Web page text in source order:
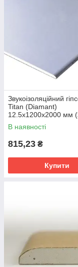
Звукоізоляційний
Titan (Diamant)
12.5х1200х2000 мм
кв.м./лист)
В наявності
815,23 ₴
Купити